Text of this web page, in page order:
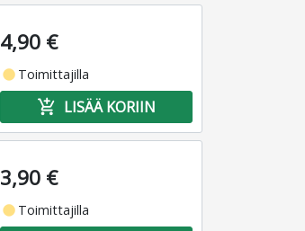
4,90 €
fiber_manual_record Toimittajilla
add_shopping_cart LISÄÄ KORIIN
3,90 €
fiber_manual_record Toimittajilla